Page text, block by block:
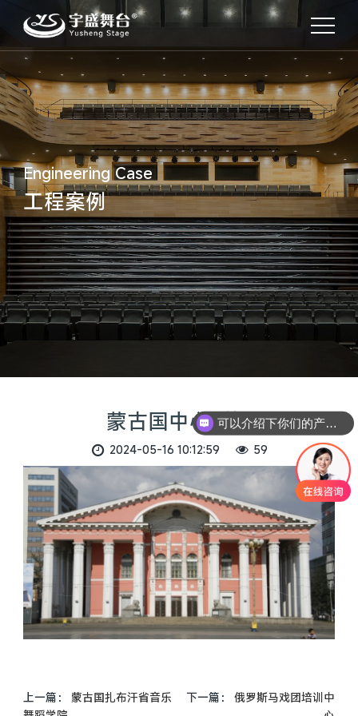
Engineering Case
工程案例
蒙古国中心剧场
2024-05-16 10:12:59 59
上一篇：
蒙古国扎布汗省音乐
下一篇：
俄罗斯马戏团培训中
可以介绍下你们的产品么